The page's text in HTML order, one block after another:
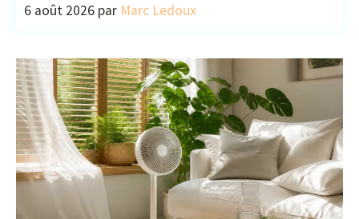
6 août 2026 par Marc Ledoux